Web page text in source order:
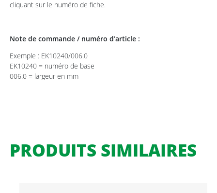
cliquant sur le numéro de fiche.
Note de commande / numéro d’article :
Exemple : EK10240/006.0
EK10240 = numéro de base
006.0 = largeur en mm
PRODUITS SIMILAIRES